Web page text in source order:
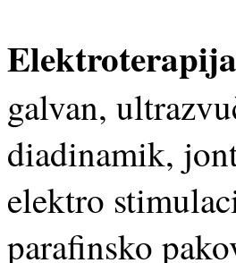
Elektroterapija
galvan,
diadinamik,
elektro
parafinsko